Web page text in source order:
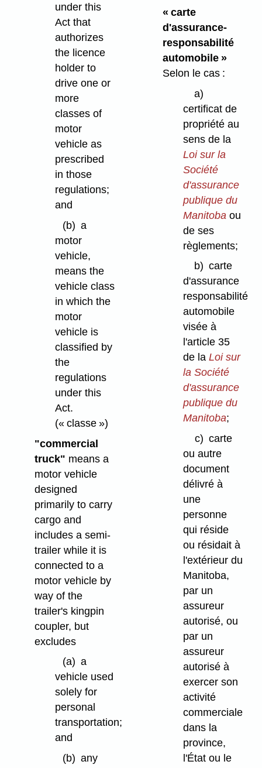
under this
Act that
authorizes
the licence
holder to
drive one or
more
classes of
motor
vehicle as
prescribed
in those
regulations;
and
(b) a
motor
vehicle,
means the
vehicle class
in which the
motor
vehicle is
classified by
the
regulations
under this
Act.
(« classe »)
"commercial
truck" means a
motor vehicle
designed
primarily to carry
cargo and
includes a semi-
trailer while it is
connected to a
motor vehicle by
way of the
trailer's kingpin
coupler, but
excludes
(a) a
vehicle used
solely for
personal
transportation;
and
(b) any
« carte
d'assurance-
responsabilité
automobile »
Selon le cas :
a)
certificat de
propriété au
sens de la
Loi sur la
Société
d'assurance
publique du
Manitoba ou
de ses
règlements;
b) carte
d'assurance
responsabilité
automobile
visée à
l'article 35
de la Loi sur
la Société
d'assurance
publique du
Manitoba;
c) carte
ou autre
document
délivré à
une
personne
qui réside
ou résidait à
l'extérieur du
Manitoba,
par un
assureur
autorisé, ou
par un
assureur
autorisé à
exercer son
activité
commerciale
dans la
province,
l'État ou le